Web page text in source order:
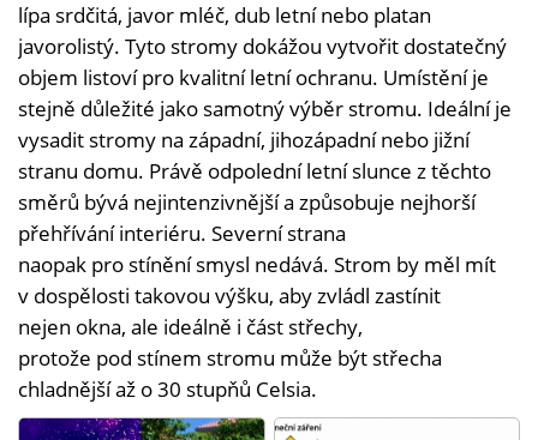
lípa srdčitá, javor mléč, dub letní nebo platan
javorolistý. Tyto stromy dokážou vytvořit dostatečný
objem listoví pro kvalitní letní ochranu. Umístění je
stejně důležité jako samotný výběr stromu. Ideální je
vysadit stromy na západní, jihozápadní nebo jižní
stranu domu. Právě odpolední letní slunce z těchto
směrů bývá nejintenzivnější a způsobuje nejhorší
přehřívání interiéru. Severní strana
naopak pro stínění smysl nedává. Strom by měl mít
v dospělosti takovou výšku, aby zvládl zastínit
nejen okna, ale ideálně i část střechy,
protože pod stínem stromu může být střecha
chladnější až o 30 stupňů Celsia.